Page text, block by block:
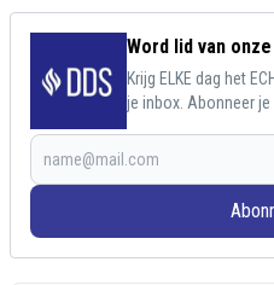
Word lid van
Krijg ELKE dag het
je inbox. Abonneer je